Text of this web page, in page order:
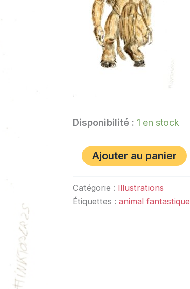
Disponibilité : 1 en stock
Ajouter au panier
Catégorie : Illustrations
Étiquettes : animal fantastique